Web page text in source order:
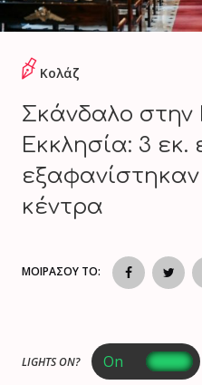
Κολάζ
Σκάνδαλο στην
Εκκλησία: 3 εκ.
κέντρα
ΜΟΙΡΑΣΟΥ ΤΟ:
LIGHTS ON?